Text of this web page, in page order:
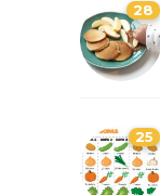
28
25